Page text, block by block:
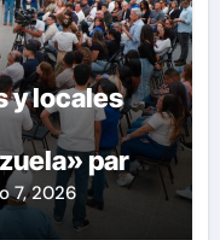
y locales
para
las
7, 2026